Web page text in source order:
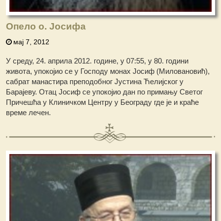
Опело о. Јосифа
мај 7, 2012
У среду, 24. априла 2012. године, у 07:55, у 80. години
живота, упокојио се у Господу монах Јосиф (Миловановић),
сабрат манастира преподобног Јустина Ћелијског у
Барајеву. Отац Јосиф се упокојио дан по примању Светог
Причешћа у Клиничком Центру у Београду где је и краће
време лечен.